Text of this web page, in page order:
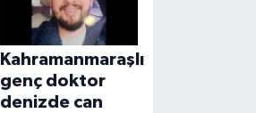
Kahramanmaraşlı
genç doktor
denizde can